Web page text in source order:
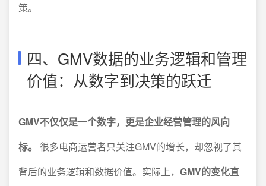
策。
四、GMV数据的业务逻辑和管理
价值：从数字到决策的跃迁
GMV不仅仅是一个数字，更是企业经营管理的风向
标。
很多电商运营者只关注GMV的增长，却忽视了其
背后的业务逻辑和数据价值。实际上， GMV的变化直